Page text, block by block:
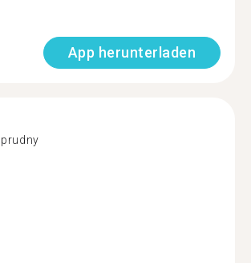
App herunterladen